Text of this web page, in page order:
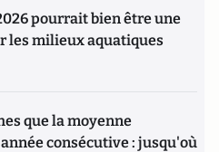
pourrait bien être une
les milieux aquatiques
que la moyenne
consécutive : jusqu'où